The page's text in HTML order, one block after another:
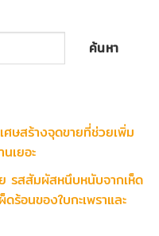
ค้นหา
ศษสร้างจุดขายที่ช่วยเพิ่ม
เยอะ
รสสัมผัสหนึบหนับจากเห็ด
ร้อนของใบกะเพราและ